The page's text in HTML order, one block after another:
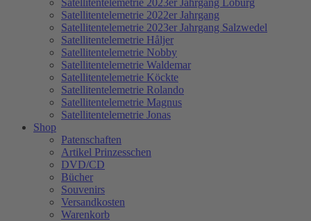
Satellitentelemetrie 2022er Jahrgang
Satellitentelemetrie 2023er Jahrgang Salzwedel
Satellitentelemetrie Håljer
Satellitentelemetrie Nobby
Satellitentelemetrie Waldemar
Satellitentelemetrie Köckte
Satellitentelemetrie Rolando
Satellitentelemetrie Magnus
Satellitentelemetrie Jonas
Shop
Patenschaften
Artikel Prinzesschen
DVD/CD
Bücher
Souvenirs
Versandkosten
Warenkorb